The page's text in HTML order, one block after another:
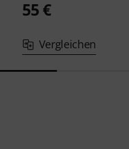
55 €
Vergleichen